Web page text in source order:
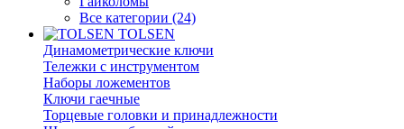
Все категории (24)
TOLSEN
Динамометрические ключи
Тележки с инструментом
Наборы ложементов
Ключи гаечные
Торцевые головки и принадлежности